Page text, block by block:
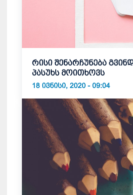
რისი შენარჩუნება
პასუხს მოითხოვს
18 ᲘᲕᲜᲘᲡᲘ, 2020 - 09:04